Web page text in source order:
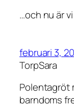
…och nu är
februari 3,
TorpSara
Polentagröt
barndoms